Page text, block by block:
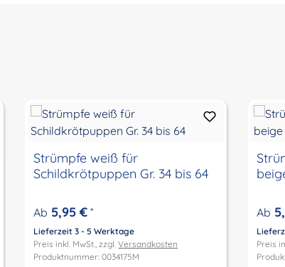
Strümpfe weiß für
Schildkrötpuppen Gr. 34 bis 64
Ab 5,95 € *
Lieferzeit 3 - 5 Werktage
Preis inkl. MwSt., zzgl.Versandkosten
Produktnummer: 0034175M
Ab
Preis